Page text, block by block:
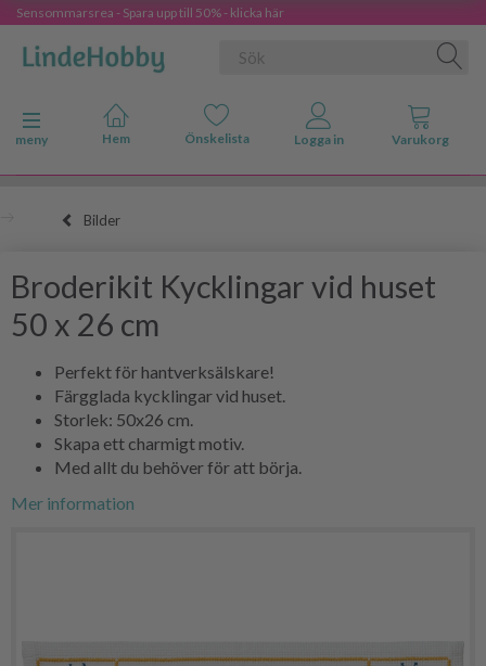
Sensommarsrea - Spara upp till 50% - klicka här
Ändra navigering
meny
Bilder
Broderikit Kycklingar vid huset
50 x 26 cm
Perfekt för hantverksälskare!
Färgglada kycklingar vid huset.
Storlek: 50x26 cm.
Skapa ett charmigt motiv.
Med allt du behöver för att börja.
Mer information